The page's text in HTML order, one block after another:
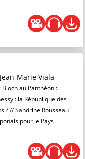
Marie Viala
au Panthéon :
: la République des
? // Sandrine Rousseau
pour le Pays